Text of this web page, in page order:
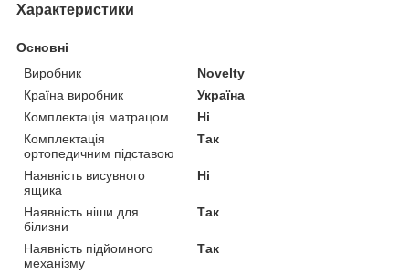
Характеристики
Основні
Виробник
Novelty
Країна виробник
Україна
Комплектація матрацом
Ні
Комплектація
ортопедичним підставою
Так
Наявність висувного
ящика
Ні
Наявність ніши для
білизни
Так
Наявність підйомного
механізму
Так